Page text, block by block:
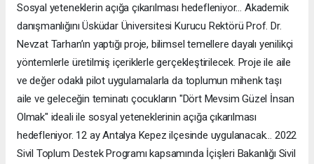
Sosyal yeteneklerin açığa çıkarılması hedefleniyor… Akademik
danışmanlığını Üsküdar Üniversitesi Kurucu Rektörü Prof. Dr.
Nevzat Tarhan’ın yaptığı proje, bilimsel temellere dayalı yenilikçi
yöntemlerle üretilmiş içeriklerle gerçekleştirilecek. Proje ile aile
ve değer odaklı pilot uygulamalarla da toplumun mihenk taşı
aile ve geleceğin teminatı çocukların "Dört Mevsim Güzel İnsan
Olmak" ideali ile sosyal yeteneklerinin açığa çıkarılması
hedefleniyor. 12 ay Antalya Kepez ilçesinde uygulanacak… 2022
Sivil Toplum Destek Programı kapsamında İçişleri Bakanlığı Sivil